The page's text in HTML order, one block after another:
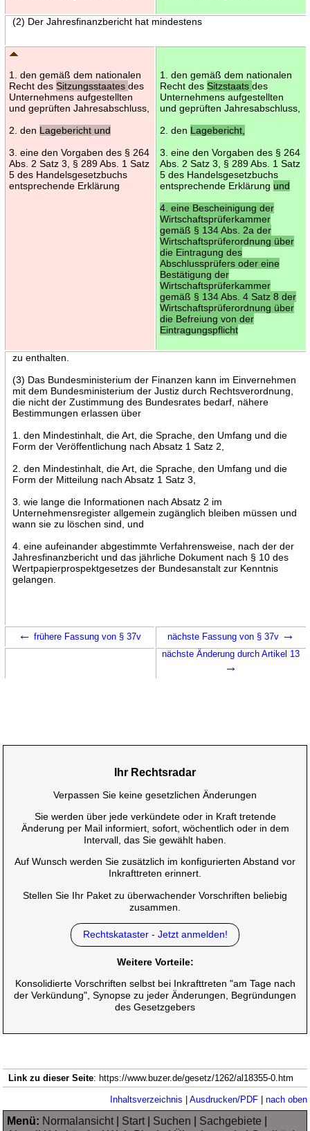
(2) Der Jahresfinanzbericht hat mindestens
1. den gemäß dem nationalen
Recht des Sitzungsstaates des
Unternehmens aufgestellten
und geprüften Jahresabschluss,
2. den Lagebericht und
3. eine den Vorgaben des § 264
Abs. 2 Satz 3, § 289 Abs. 1 Satz
5 des Handelsgesetzbuchs
entsprechende Erklärung
1. den gemäß dem nationalen
Recht des Sitzstaats des
Unternehmens aufgestellten
und geprüften Jahresabschluss,
2. den Lagebericht,
3. eine den Vorgaben des § 264
Abs. 2 Satz 3, § 289 Abs. 1 Satz
5 des Handelsgesetzbuchs
entsprechende Erklärung und
4. eine Bescheinigung der
Wirtschaftsprüferkammer
gemäß § 134 Abs. 2a der
Wirtschaftsprüferordnung über
die Eintragung des
Abschlussprüfers oder eine
Bestätigung der
Wirtschaftsprüferkammer
gemäß § 134 Abs. 4 Satz 8 der
Wirtschaftsprüferordnung über
die Befreiung von der
Eintragungspflicht
zu enthalten.
(3) Das Bundesministerium der Finanzen kann im Einvernehmen
mit dem Bundesministerium der Justiz durch Rechtsverordnung,
die nicht der Zustimmung des Bundesrates bedarf, nähere
Bestimmungen erlassen über
1. den Mindestinhalt, die Art, die Sprache, den Umfang und die
Form der Veröffentlichung nach Absatz 1 Satz 2,
2. den Mindestinhalt, die Art, die Sprache, den Umfang und die
Form der Mitteilung nach Absatz 1 Satz 3,
3. wie lange die Informationen nach Absatz 2 im
Unternehmensregister allgemein zugänglich bleiben müssen und
wann sie zu löschen sind, und
4. eine aufeinander abgestimmte Verfahrensweise, nach der der
Jahresfinanzbericht und das jährliche Dokument nach § 10 des
Wertpapierprospektgesetzes der Bundesanstalt zur Kenntnis
gelangen.
← frühere Fassung von § 37v nächste Fassung von § 37v →
nächste Änderung durch Artikel 13
→
Ihr Rechtsradar
Verpassen Sie keine gesetzlichen Änderungen
Sie werden über jede verkündete oder in Kraft tretende
Änderung per Mail informiert, sofort, wöchentlich oder in dem
Intervall, das Sie gewählt haben.
Auf Wunsch werden Sie zusätzlich im konfigurierten Abstand vor
Inkrafttreten erinnert.
Stellen Sie Ihr Paket zu überwachender Vorschriften beliebig
zusammen.
Rechtskataster - Jetzt anmelden!
Weitere Vorteile:
Konsolidierte Vorschriften selbst bei Inkrafttreten "am Tage nach
der Verkündung", Synopse zu jeder Änderungen, Begründungen
des Gesetzgebers
Link zu dieser Seite: https://www.buzer.de/gesetz/1262/al18355-0.htm
Inhaltsverzeichnis Ausdrucken/PDF| nach oben
Menü: Normalansicht| Start| Suchen Sachgebiete